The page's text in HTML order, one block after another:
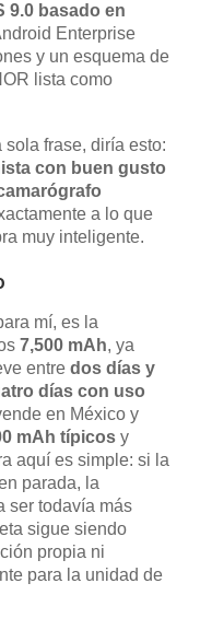
9.0 basado en
Enterprise
y un esquema de
lista como
frase, diría esto:
con buen gusto
a lo que
muy inteligente.
mí, es la
7,500 mAh, ya
entre dos días y
días con uso
en México y
mAh típicos y
aquí es simple: si la
parada, la
ser todavía más
sigue siendo
propia ni
para la unidad de